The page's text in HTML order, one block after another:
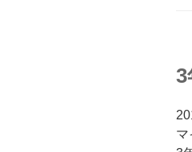
3
マ